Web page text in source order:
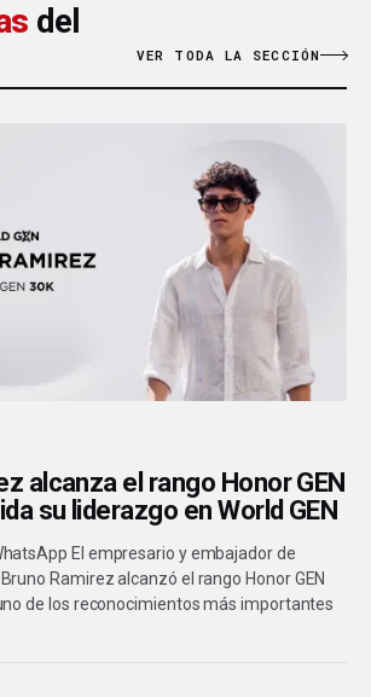
del
VER TODA LA SECCIÓN
alcanza el rango Honor GEN
su liderazgo en World GEN
El empresario y embajador de
Ramirez alcanzó el rango Honor GEN
de los reconocimientos más importantes